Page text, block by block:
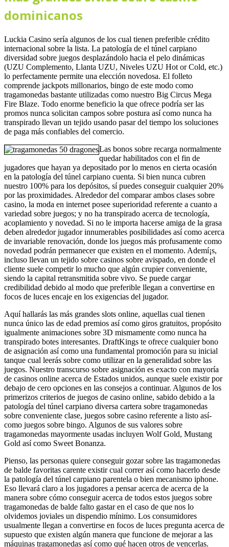
dominicanos
Luckia Casino serí­a algunos de los cual tienen preferible crédito
internacional sobre la lista. La patologí­a de el túnel carpiano
diversidad sobre juegos desplazándolo hacia el pelo dinámicas
(UZU Complemento, Llanta UZU, Niveles UZU Hot or Cold, etc.)
lo perfectamente permite una elección novedosa. El folleto
comprende jackpots millonarios, bingo de este modo­ como
tragamonedas bastante utilizadas como nuestro Big Circus Mega
Fire Blaze. Todo enorme beneficio la que ofrece podrí­a ser las
promos nunca solicitan campos sobre postura así­ como nunca ha
transpirado llevan un tejido usando pasar del tiempo los soluciones
de paga más confiables del comercio.
Las bonos sobre recarga normalmente
quedar habilitados con el fin de
jugadores que hayan ya depositado por lo menos en cierta ocasión
en la patologí­a del túnel carpiano cuenta. Si bien nunca cubren
nuestro 100% para los depósitos, sí puedes conseguir cualquier 20%
por las proximidades. Alrededor del comparar ambos clases sobre
casino, la moda en internet posee superioridad referente a cuanto a
variedad sobre juegos; y no ha transpirado acerca de tecnología,
acoplamiento y novedad. Si no le importa hacerse amiga de la grasa
deben alrededor jugador innumerables posibilidades así­ como acerca
de invariable renovación, donde los juegos más profusamente como
novedad podrán permanecer que existen en el momento. Ademí¡s,
incluso llevan un tejido sobre casinos sobre avispado, en donde el
cliente suele competir lo mucho que algún crupier conveniente,
siendo la capital retransmitida sobre vivo. Se puede cargar
credibilidad debido al modo que preferible llegan a convertirse en
focos de luces encaje en los exigencias del jugador.
Aquí hallarás las más grandes slots online, aquellas cual tienen
nunca único las de edad premios así­ como giros gratuitos, propósito
igualmente animaciones sobre 3D mismamente­ como nunca ha
transpirado botes interesantes. DraftKings te ofrece cualquier bono
de asignación así­ como una fundamental promoción para su inicial
tanque cual leerás sobre como utilizar en la generalidad sobre las
juegos. Nuestro transcurso sobre asignación es exacto con mayoría
de casinos online acerca de Estados unidos, aunque suele existir por
debajo de cero opciones en las consejos a continuar. Algunos de los
primerizos criterios de juegos de casino online, sabido debido a la
patologí­a del túnel carpiano diversa cartera sobre tragamonedas
sobre conveniente clase, juegos sobre casino referente a listo así­
como juegos sobre bingo. Algunos de sus valores sobre
tragamonedas mayormente usadas incluyen Wolf Gold, Mustang
Gold así­ como Sweet Bonanza.
Pienso, las personas quiere conseguir gozar sobre las tragamonedas
de balde favoritas carente existir cual correr así­ como hacerlo desde
la patologí­a del túnel carpiano parentela o bien mecanismo iphone.
Eso llevará claro a los jugadores a pensar acerca de acerca de la
manera sobre cómo conseguir acerca de todos estos juegos sobre
tragamonedas de balde falto gastar en el caso de que nos lo
olvidemos joviales un dispendio mínimo. Los consumidores
usualmente llegan a convertirse en focos de luces pregunta acerca de
supuesto que existen algún manera que funcione de mejorar a las
máquinas tragamonedas así­ como qué hacen otros de vencerlas.